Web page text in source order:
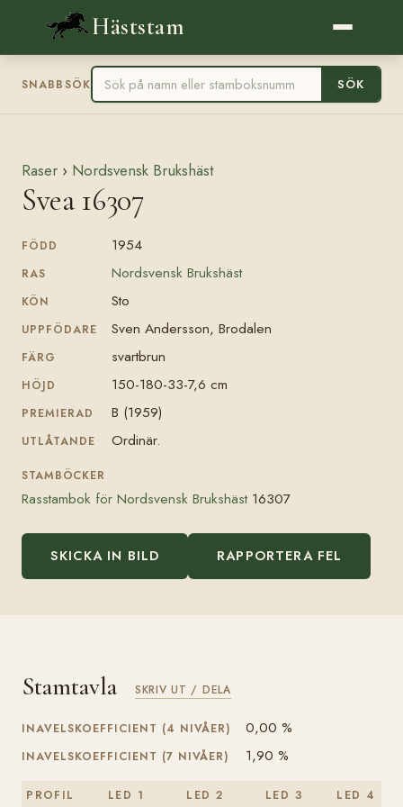
Häststam
SNABBSÖK SÖK
Raser › Nordsvensk Brukshäst
Svea 16307
FÖDD 1954
RAS Nordsvensk Brukshäst
KÖN Sto
UPPFÖDARE Sven Andersson, Brodalen
FÄRG svartbrun
HÖJD 150-180-33-7,6 cm
PREMIERAD B (1959)
UTLÅTANDE Ordinär.
STAMBÖCKER
Rasstambok för Nordsvensk Brukshäst16307
SKICKA IN BILD RAPPORTERA FEL
Stamtavla SKRIV UT / DELA
INAVELSKOEFFICIENT (4 NIVÅER) 0,00 %
INAVELSKOEFFICIENT (7 NIVÅER) 1,90 %
PROFIL LED 1 LED 2 LED 3 LED 4